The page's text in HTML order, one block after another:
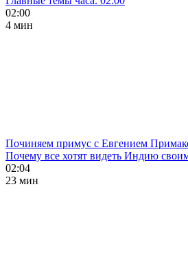
02:00
4 мин
Починяем примус с Евгением
Почему все хотят видеть Индию
02:04
23 мин